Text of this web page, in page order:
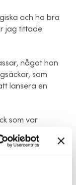
och ha bra
jag tittade
något hon
som
lansera en
som var
en själv.